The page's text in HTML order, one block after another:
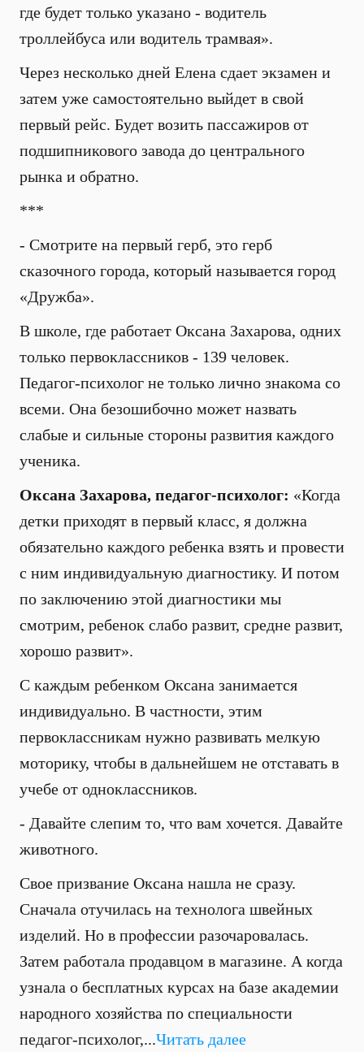
где будет только указано - водитель
троллейбуса или водитель трамвая».
Через несколько дней Елена сдает экзамен и
затем уже самостоятельно выйдет в свой
первый рейс. Будет возить пассажиров от
подшипникового завода до центрального
рынка и обратно.
***
- Смотрите на первый герб, это герб
сказочного города, который называется город
«Дружба».
В школе, где работает Оксана Захарова, одних
только первоклассников - 139 человек.
Педагог-психолог не только лично знакома со
всеми. Она безошибочно может назвать
слабые и сильные стороны развития каждого
ученика.
Оксана Захарова, педагог-психолог: «Когда
детки приходят в первый класс, я должна
обязательно каждого ребенка взять и провести
с ним индивидуальную диагностику. И потом
по заключению этой диагностики мы
смотрим, ребенок слабо развит, средне развит,
хорошо развит».
С каждым ребенком Оксана занимается
индивидуально. В частности, этим
первоклассникам нужно развивать мелкую
моторику, чтобы в дальнейшем не отставать в
учебе от одноклассников.
- Давайте слепим то, что вам хочется. Давайте
животного.
Свое призвание Оксана нашла не сразу.
Сначала отучилась на технолога швейных
изделий. Но в профессии разочаровалась.
Затем работала продавцом в магазине. А когда
узнала о бесплатных курсах на базе академии
народного хозяйства по специальности
педагог-психолог,...Читать далее